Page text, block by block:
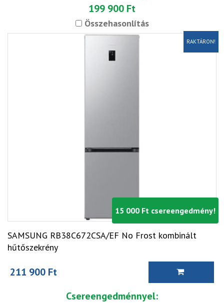
199 900 Ft
Összehasonlítás
15 000 Ft csereengedmény!
RAKTÁRON!
SAMSUNG RB38C672CSA/EF No Frost kombinált
hűtőszekrény
211 900 Ft
Csereengedménnyel: